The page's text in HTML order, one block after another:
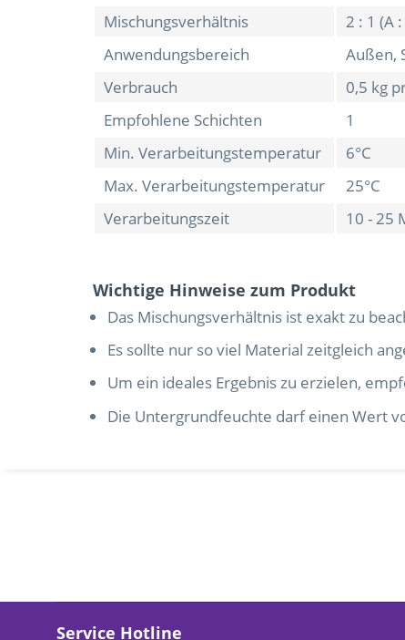
Mischungsverhältnis
2 : 1 (A
Anwendungsbereich
Außen,
Verbrauch
0,5 kg
Empfohlene Schichten
1
Min. Verarbeitungstemperatur
6°C
Max. Verarbeitungstemperatur
25°C
Verarbeitungszeit
10 - 25
Wichtige Hinweise zum Produkt
Das Mischungsverhältnis ist exakt zu
Es sollte nur so viel Material zeitgleich
Um ein ideales Ergebnis zu erzielen,
Die Untergrundfeuchte darf einen Wert
Service Hotline